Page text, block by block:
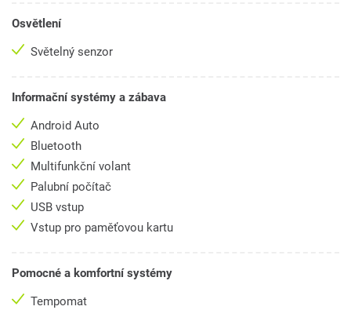
Osvětlení
Světelný senzor
Informační systémy a zábava
Android Auto
Bluetooth
Multifunkční volant
Palubní počítač
USB vstup
Vstup pro paměťovou kartu
Pomocné a komfortní systémy
Tempomat